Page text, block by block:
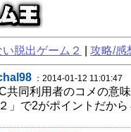
脱出ゲーム２ 攻略/感
：2014-01-12 11:01:47
共同利用者のコメの意
」で2がポイントだから